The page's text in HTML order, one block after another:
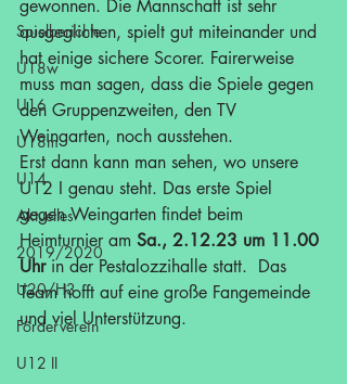
Spielberichte
U18w
U16
U18m
U14
Aktuelles
2019/2020
U20/H3
Förderverein
U12 II
gewonnen. Die Mannschaft ist sehr
ausgeglichen, spielt gut miteinander und
hat einige sichere Scorer. Fairerweise
muss man sagen, dass die Spiele gegen
den Gruppenzweiten, den TV
Weingarten, noch ausstehen.
Erst dann kann man sehen, wo unsere
U12 I genau steht. Das erste Spiel
gegen Weingarten findet beim
Heimturnier am Sa., 2.12.23 um 11.00
Uhr in der Pestalozzihalle statt.  Das
Team hofft auf eine große Fangemeinde
und viel Unterstützung.